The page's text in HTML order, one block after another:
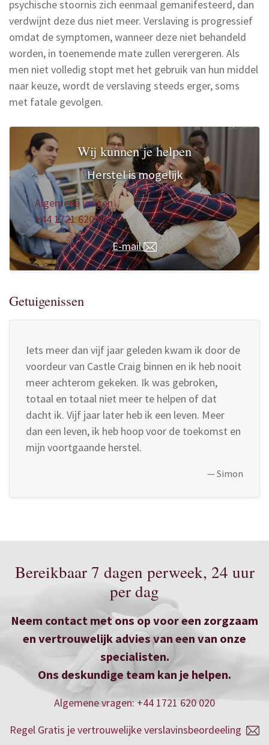
psychische stoornis zich eenmaal gemanifesteerd, dan
verdwijnt deze dus niet meer. Verslaving is progressief
omdat de symptomen, wanneer deze niet behandeld
worden, in toenemende mate zullen verergeren. Als
men niet volledig stopt met het gebruik van hun middel
naar keuze, wordt de verslaving steeds erger, soms
met fatale gevolgen.
Wij kunnen je helpen
Herstel is mogelijk
Algemene vragen
+44 1721 620 020
E-mail
Getuigenissen
Iets meer dan vijf jaar geleden kwam ik door de
voordeur van Castle Craig binnen en ik heb nooit
meer achterom gekeken. Ik was gebroken,
totaal en totaal niet meer te helpen of dat
dacht ik. Vijf jaar later heb ik een leven. Meer
dan een leven, ik heb hoop voor de toekomst en
mijn voortgaande herstel.
—Simon
Bereikbaar 7 dagen perweek, 24 uur
per dag
Neem contact met ons op voor een zorgzaam
en vertrouwelijk advies van een van onze
specialisten.
Ons deskundige team kan je helpen.
Algemene vragen: +44 1721 620 020
Regel Gratis je vertrouwelijke verslavinsbeordeeling